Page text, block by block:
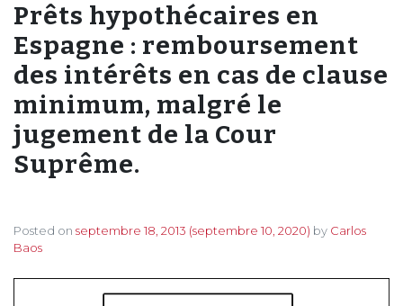
Prêts hypothécaires en
Espagne : remboursement
des intérêts en cas de clause
minimum, malgré le
jugement de la Cour
Suprême.
Posted on septembre 18, 2013 (septembre 10, 2020) by Carlos
Baos